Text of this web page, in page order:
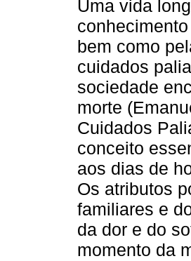
Uma vida
bem como
cuidados
sociedade
morte
Cuidados
conceito
aos dias de
Os atributos
familiares e
da dor e do
momento da